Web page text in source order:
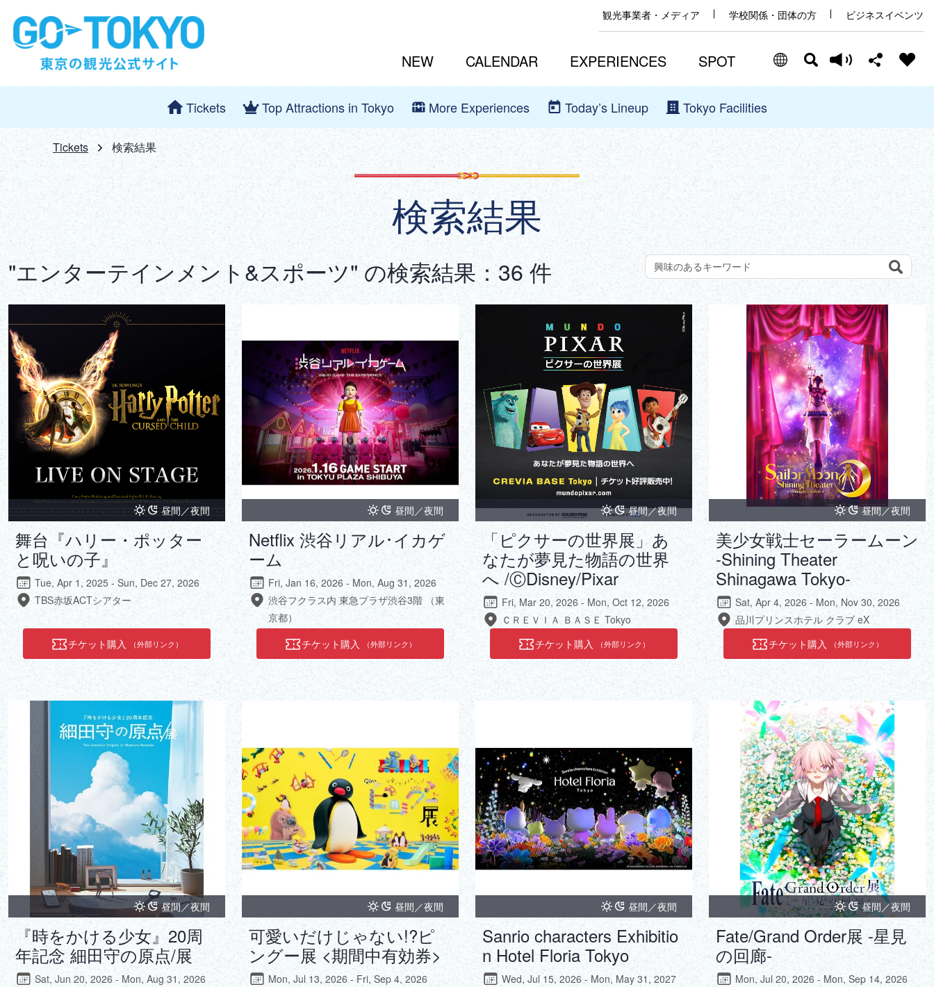
観光事業者・メディア 学校関係・団体の方 ビジネスイベンツ
NEW CALENDAR EXPERIENCES SPOT
Select Language
日本語
ENGLISH
中文(简体)
中文(繁體/正體)
한글
ภาษาไทย
DEUTSCH
ITALIANO
ESPAÑOL
FRANÇAIS
Facebook
X (Twitter)
Email
Copy URL
Tickets Top Attractions in Tokyo More Experiences Today’s Lineup Tokyo Facilities
Tickets 検索結果
検索結果
"エンターテインメント&スポーツ" の検索結果：36 件 Search
観光スポットをキーワードで検索しよう
昼間／夜間
舞台『ハリー・ポッター
と呪いの子』
Tue, Apr 1, 2025 - Sun, Dec 27, 2026
TBS赤坂ACTシアター
チケット購入 （外部リンク）
昼間／夜間
Netflix 渋谷リアル･イカゲ
ーム
Fri, Jan 16, 2026 - Mon, Aug 31, 2026
渋谷フクラス内 東急プラザ渋谷3階 （東
京都）
チケット購入
（外部リンク）
昼間／夜間
「ピクサーの世界展」あ
なたが夢見た物語の世界
へ /ⒸDisney/Pixar
Fri, Mar 20, 2026 - Mon, Oct 12, 2026
ＣＲＥＶＩＡ ＢＡＳＥ Tokyo
チケット購入
（外部リンク）
昼間／夜間
美少女戦士セーラームーン
-Shining Theater
Shinagawa Tokyo-
Sat, Apr 4, 2026 - Mon, Nov 30, 2026
品川プリンスホテル クラブ eX
チケット購入
（外部リンク）
昼間／夜間
『時をかける少女』20周
年記念 細田守の原点/展
Sat, Jun 20, 2026 - Mon, Aug 31, 2026
昼間／夜間
可愛いだけじゃない!?ピ
ングー展 <期間中有効券>
Mon, Jul 13, 2026 - Fri, Sep 4, 2026
昼間／夜間
Sanrio characters Exhibitio
n Hotel Floria Tokyo
Wed, Jul 15, 2026 - Mon, May 31, 2027
昼間／夜間
Fate/Grand Order展 -星見
の回廊-
Mon, Jul 20, 2026 - Mon, Sep 14, 2026